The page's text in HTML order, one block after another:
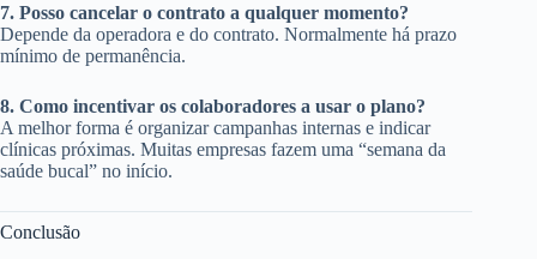
7. Posso cancelar o contrato a qualquer momento?
Depende da operadora e do contrato. Normalmente há prazo
mínimo de permanência.
8. Como incentivar os colaboradores a usar o plano?
A melhor forma é organizar campanhas internas e indicar
clínicas próximas. Muitas empresas fazem uma “semana da
saúde bucal” no início.
Conclusão